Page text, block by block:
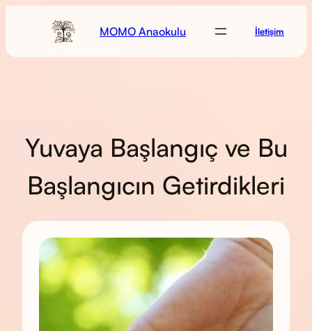
MOMO Anaokulu İletişim
Yuvaya Başlangıç ve Bu
Başlangıcın Getirdikleri